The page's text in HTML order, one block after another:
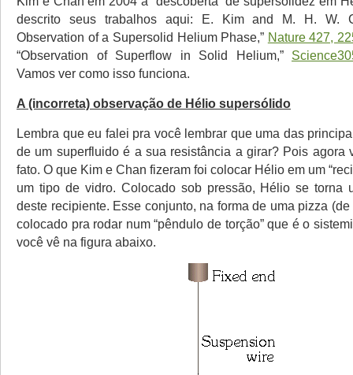
descrito seus trabalhos aqui: E. Kim and M. H. W.
Observation of a Supersolid Helium Phase,” Nature 427,
“Observation of Superflow in Solid Helium,”
Vamos ver como isso funciona.
A (incorreta) observação de Hélio supersólido
Lembra que eu falei pra você lembrar que uma das
de um superfluido é a sua resistância a girar? Pois agora
fato. O que Kim e Chan fizeram foi colocar Hélio em um
um tipo de vidro. Colocado sob pressão, Hélio se torna
deste recipiente. Esse conjunto, na forma de uma pizza
colocado pra rodar num “pêndulo de torção” que é o
você vê na figura abaixo.